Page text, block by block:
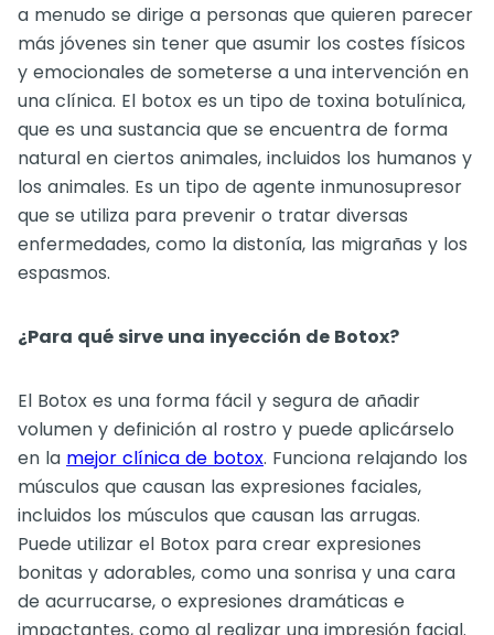
a menudo se dirige a personas que quieren parecer
más jóvenes sin tener que asumir los costes físicos
y emocionales de someterse a una intervención en
una clínica. El botox es un tipo de toxina botulínica,
que es una sustancia que se encuentra de forma
natural en ciertos animales, incluidos los humanos y
los animales. Es un tipo de agente inmunosupresor
que se utiliza para prevenir o tratar diversas
enfermedades, como la distonía, las migrañas y los
espasmos.
¿Para qué sirve una inyección de Botox?
El Botox es una forma fácil y segura de añadir
volumen y definición al rostro y puede aplicárselo
en la mejor clínica de botox. Funciona relajando los
músculos que causan las expresiones faciales,
incluidos los músculos que causan las arrugas.
Puede utilizar el Botox para crear expresiones
bonitas y adorables, como una sonrisa y una cara
de acurrucarse, o expresiones dramáticas e